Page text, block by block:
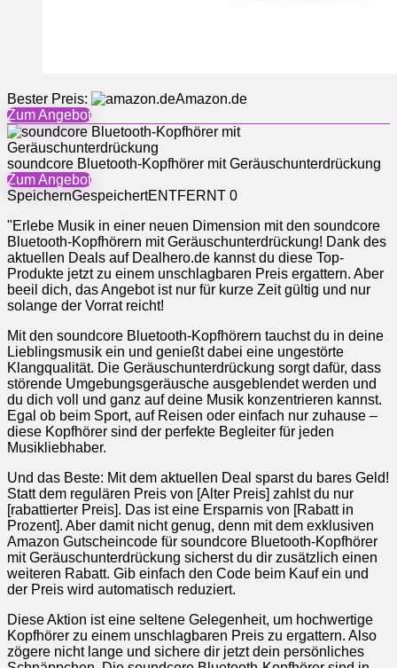
Bester Preis:
Amazon.de
Zum Angebot
soundcore Bluetooth-Kopfhörer mit Geräuschunterdrückung
Zum Angebot
SpeichernGespeichertENTFERNT 0
"Erlebe Musik in einer neuen Dimension mit den soundcore
Bluetooth-Kopfhörern mit Geräuschunterdrückung! Dank des
aktuellen Deals auf Dealhero.de kannst du diese Top-
Produkte jetzt zu einem unschlagbaren Preis ergattern. Aber
beeil dich, das Angebot ist nur für kurze Zeit gültig und nur
solange der Vorrat reicht!
Mit den soundcore Bluetooth-Kopfhörern tauchst du in deine
Lieblingsmusik ein und genießt dabei eine ungestörte
Klangqualität. Die Geräuschunterdrückung sorgt dafür, dass
störende Umgebungsgeräusche ausgeblendet werden und
du dich voll und ganz auf deine Musik konzentrieren kannst.
Egal ob beim Sport, auf Reisen oder einfach nur zuhause –
diese Kopfhörer sind der perfekte Begleiter für jeden
Musikliebhaber.
Und das Beste: Mit dem aktuellen Deal sparst du bares Geld!
Statt dem regulären Preis von [Alter Preis] zahlst du nur
[rabattierter Preis]. Das ist eine Ersparnis von [Rabatt in
Prozent]. Aber damit nicht genug, denn mit dem exklusiven
Amazon Gutscheincode für soundcore Bluetooth-Kopfhörer
mit Geräuschunterdrückung sicherst du dir zusätzlich einen
weiteren Rabatt. Gib einfach den Code beim Kauf ein und
der Preis wird automatisch reduziert.
Diese Aktion ist eine seltene Gelegenheit, um hochwertige
Kopfhörer zu einem unschlagbaren Preis zu ergattern. Also
zögere nicht lange und sichere dir jetzt dein persönliches